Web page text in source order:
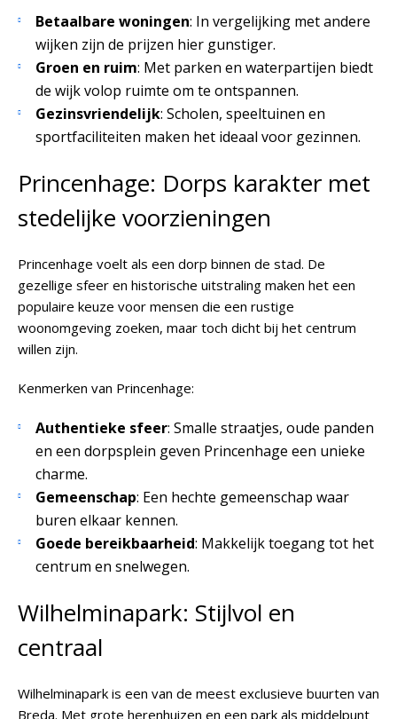
Betaalbare woningen: In vergelijking met andere
wijken zijn de prijzen hier gunstiger.
Groen en ruim: Met parken en waterpartijen biedt
de wijk volop ruimte om te ontspannen.
Gezinsvriendelijk: Scholen, speeltuinen en
sportfaciliteiten maken het ideaal voor gezinnen.
Princenhage: Dorps karakter met
stedelijke voorzieningen
Princenhage voelt als een dorp binnen de stad. De
gezellige sfeer en historische uitstraling maken het een
populaire keuze voor mensen die een rustige
woonomgeving zoeken, maar toch dicht bij het centrum
willen zijn.
Kenmerken van Princenhage:
Authentieke sfeer: Smalle straatjes, oude panden
en een dorpsplein geven Princenhage een unieke
charme.
Gemeenschap: Een hechte gemeenschap waar
buren elkaar kennen.
Goede bereikbaarheid: Makkelijk toegang tot het
centrum en snelwegen.
Wilhelminapark: Stijlvol en
centraal
Wilhelminapark is een van de meest exclusieve buurten van
Breda. Met grote herenhuizen en een park als middelpunt